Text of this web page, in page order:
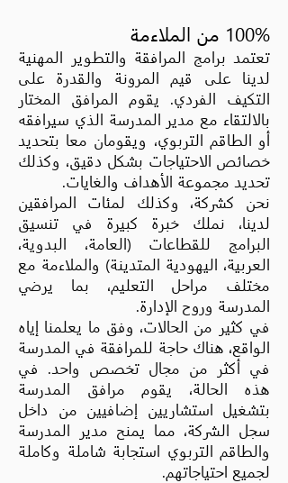
100% من الملاءمة
تعتمد برامج المرافقة والتطوير المهنية
لدينا على قيم المرونة والقدرة على
التكيف الفردي. يقوم المرافق المختار
بالالتقاء مع مدير المدرسة الذي سيرافقه
أو الطاقم التربوي، ويقومان معا بتحديد
خصائص الاحتياجات بشكل دقيق، وكذلك
تحديد مجموعة الأهداف والغايات.
نحن كشركة، وكذلك لمئات المرافقين
لدينا، نملك خبرة كبيرة في تنسيق
البرامج للقطاعات (العامة، البدوية،
العربية، اليهودية المتدينة) والملاءمة مع
مختلف مراحل التعليم، بما يرضي
المدرسة وروح الإدارة.
في كثير من الحالات، وفق ما يعلمنا إياه
الواقع، هناك حاجة للمرافقة في المدرسة
في أكثر من مجال تخصص واحد. في
هذه الحالة، يقوم مرافق المدرسة
بتشغيل استشاريين إضافيين من داخل
سجل الشركة، مما يمنح مدير المدرسة
والطاقم التربوي استجابة شاملة وكاملة
لجميع احتياجاتهم.